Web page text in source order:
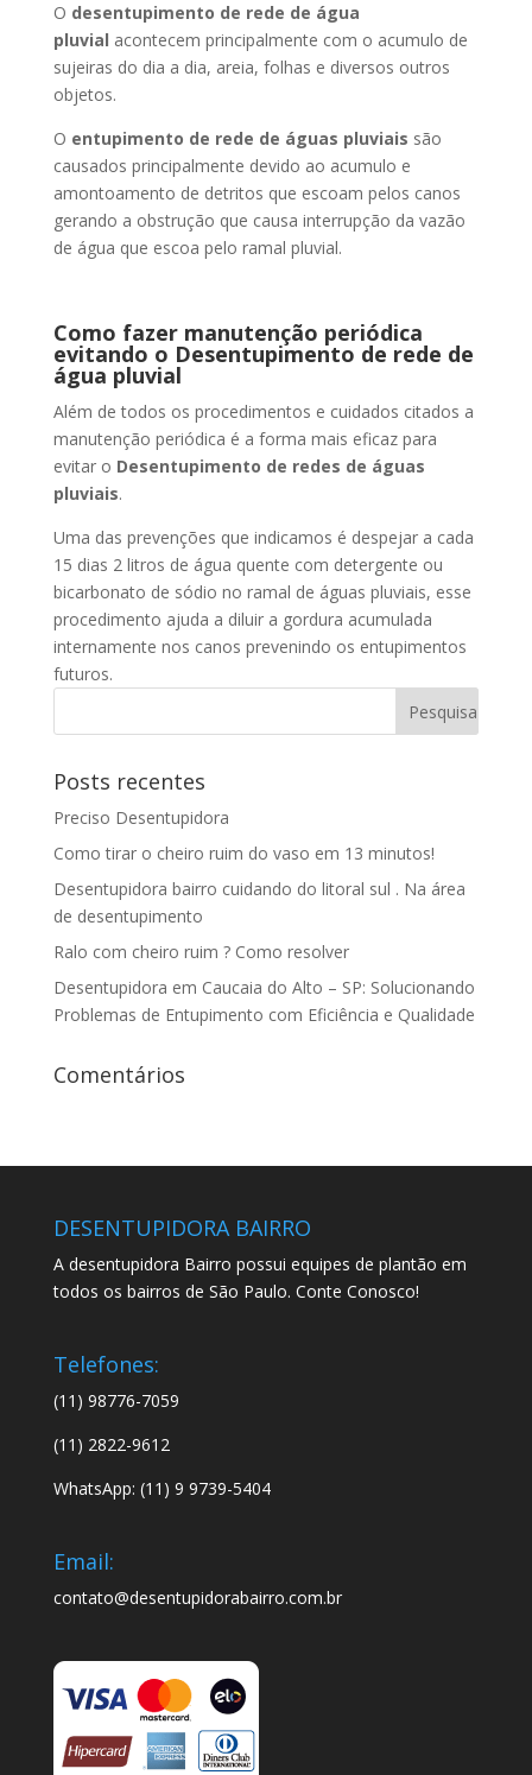
O desentupimento de rede de água
pluvial acontecem principalmente com o acumulo de
sujeiras do dia a dia, areia, folhas e diversos outros
objetos.
O entupimento de rede de águas pluviais são
causados principalmente devido ao acumulo e
amontoamento de detritos que escoam pelos canos
gerando a obstrução que causa interrupção da vazão
de água que escoa pelo ramal pluvial.
Como fazer manutenção periódica
evitando o Desentupimento de rede de
água pluvial
Além de todos os procedimentos e cuidados citados a
manutenção periódica é a forma mais eficaz para
evitar o Desentupimento de redes de águas
pluviais.
Uma das prevenções que indicamos é despejar a cada
15 dias 2 litros de água quente com detergente ou
bicarbonato de sódio no ramal de águas pluviais, esse
procedimento ajuda a diluir a gordura acumulada
internamente nos canos prevenindo os entupimentos
futuros.
Posts recentes
Preciso Desentupidora
Como tirar o cheiro ruim do vaso em 13 minutos!
Desentupidora bairro cuidando do litoral sul . Na área
de desentupimento
Ralo com cheiro ruim ? Como resolver
Desentupidora em Caucaia do Alto – SP: Solucionando
Problemas de Entupimento com Eficiência e Qualidade
Comentários
DESENTUPIDORA BAIRRO
A desentupidora Bairro possui equipes de plantão em
todos os bairros de São Paulo. Conte Conosco!
Telefones:
(11) 98776-7059
(11) 2822-9612
WhatsApp: (11) 9 9739-5404
Email:
contato@desentupidorabairro.com.br